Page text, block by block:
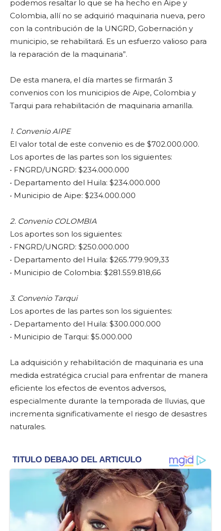
podemos resaltar lo que se ha hecho en Aipe y
Colombia, allí no se adquirió maquinaria nueva, pero
con la contribución de la UNGRD, Gobernación y
municipio, se rehabilitará. Es un esfuerzo valioso para
la reparación de la maquinaria”.
De esta manera, el día martes se firmarán 3
convenios con los municipios de Aipe, Colombia y
Tarqui para rehabilitación de maquinaria amarilla.
1. Convenio AIPE
El valor total de este convenio es de $702.000.000.
Los aportes de las partes son los siguientes:
• FNGRD/UNGRD: $234.000.000
• Departamento del Huila: $234.000.000
• Municipio de Aipe: $234.000.000
2. Convenio COLOMBIA
Los aportes son los siguientes:
• FNGRD/UNGRD: $250.000.000
• Departamento del Huila: $265.779.909,33
• Municipio de Colombia: $281.559.818,66
3. Convenio Tarqui
Los aportes de las partes son los siguientes:
• Departamento del Huila: $300.000.000
• Municipio de Tarqui: $5.000.000
La adquisición y rehabilitación de maquinaria es una
medida estratégica crucial para enfrentar de manera
eficiente los efectos de eventos adversos,
especialmente durante la temporada de lluvias, que
incrementa significativamente el riesgo de desastres
naturales.